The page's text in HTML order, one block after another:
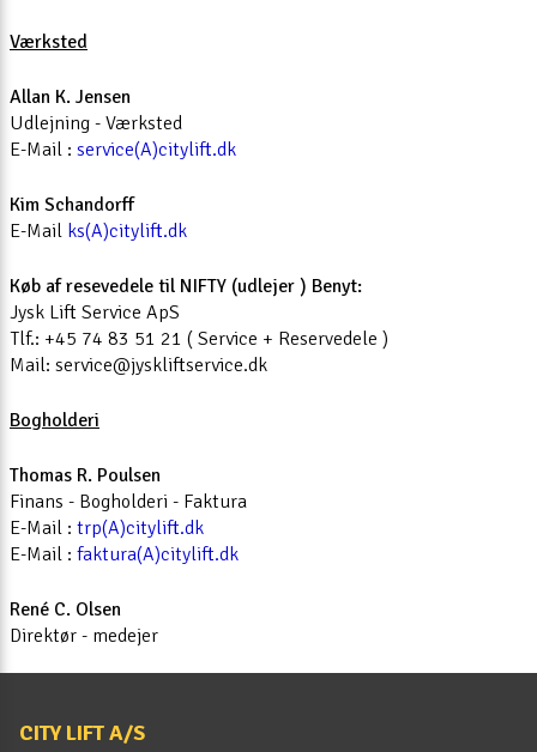
Værksted
Allan K. Jensen
Udlejning - Værksted
E-Mail : service(A)citylift.dk
Kim Schandorff
E-Mail ks(A)citylift.dk
Køb af resevedele til NIFTY (udlejer ) Benyt:
Jysk Lift Service ApS
Tlf.: +45 74 83 51 21 ( Service + Reservedele )
Mail: service@jyskliftservice.dk
Bogholderi
Thomas R. Poulsen
Finans - Bogholderi - Faktura
E-Mail : trp(A)citylift.dk
E-Mail : faktura(A)citylift.dk
René C. Olsen
Direktør - medejer
CITY LIFT A/S